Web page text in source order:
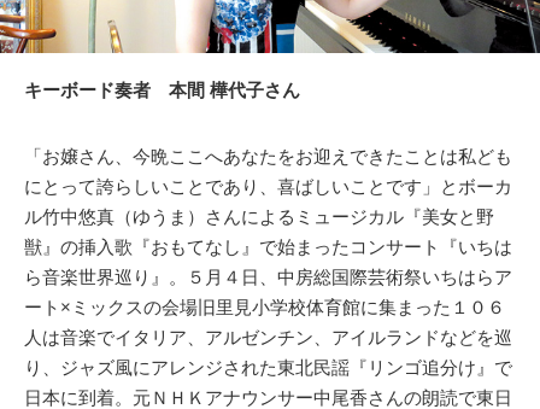
キーボード奏者 本間 樺代子さん
「お嬢さん、今晩ここへあなたをお迎えできたことは私ども
にとって誇らしいことであり、喜ばしいことです」とボーカ
ル竹中悠真（ゆうま）さんによるミュージカル『美女と野
獣』の挿入歌『おもてなし』で始まったコンサート『いちは
ら音楽世界巡り』。５月４日、中房総国際芸術祭いちはらア
ート×ミックスの会場旧里見小学校体育館に集まった１０６
人は音楽でイタリア、アルゼンチン、アイルランドなどを巡
り、ジャズ風にアレンジされた東北民謡『リンゴ追分け』で
日本に到着。元ＮＨＫアナウンサー中尾香さんの朗読で東日